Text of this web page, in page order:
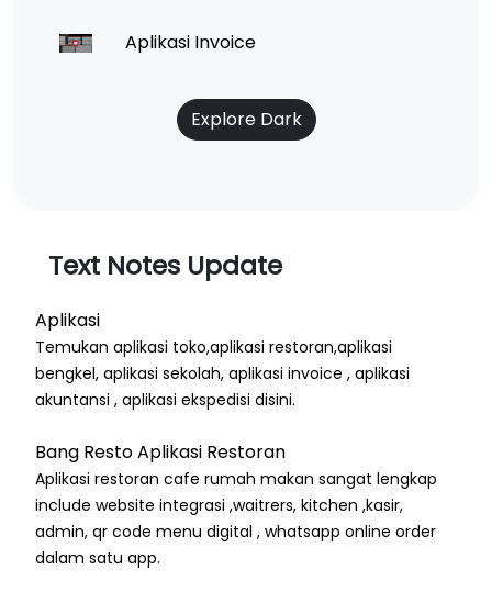
Aplikasi Invoice
Explore Dark
Text Notes Update
Aplikasi
Temukan aplikasi toko,aplikasi restoran,aplikasi
bengkel, aplikasi sekolah, aplikasi invoice , aplikasi
akuntansi , aplikasi ekspedisi disini.
Bang Resto Aplikasi Restoran
Aplikasi restoran cafe rumah makan sangat lengkap
include website integrasi ,waitrers, kitchen ,kasir,
admin, qr code menu digital , whatsapp online order
dalam satu app.